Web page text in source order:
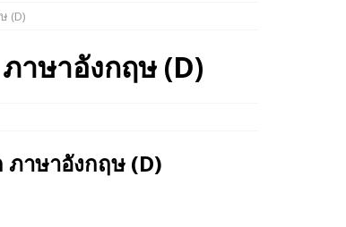
(D)
าษาอังกฤษ (D)
าษาอังกฤษ (D)